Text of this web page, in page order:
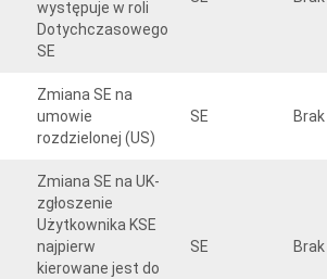
występuje w roli
Dotychczasowego
SE
Zmiana SE na
umowie
rozdzielonej (US)
SE Brak
Zmiana SE na UK-
zgłoszenie
Użytkownika KSE
najpierw
kierowane jest do
SE Brak